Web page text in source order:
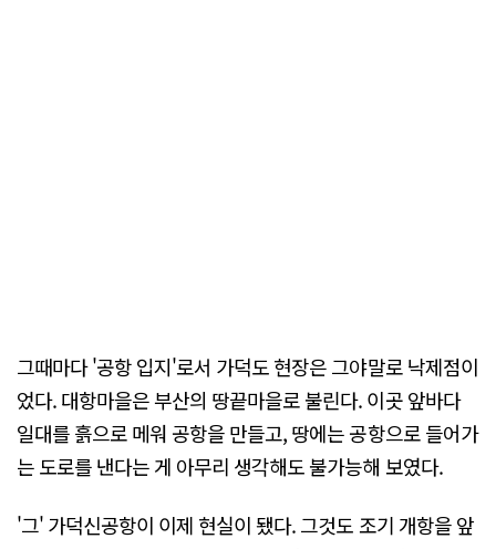
그때마다 '공항 입지'로서 가덕도 현장은 그야말로 낙제점이
었다. 대항마을은 부산의 땅끝마을로 불린다. 이곳 앞바다
일대를 흙으로 메워 공항을 만들고, 땅에는 공항으로 들어가
는 도로를 낸다는 게 아무리 생각해도 불가능해 보였다.
'그' 가덕신공항이 이제 현실이 됐다. 그것도 조기 개항을 앞